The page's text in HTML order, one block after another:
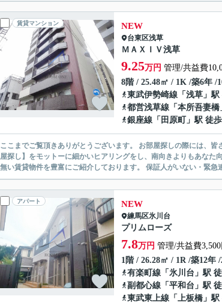
賃貸マンション NEW
台東区浅草
ＭＡＸＩＶ浅草
9.25万円 管理/共益費
8階 / 25.48㎡ / 1K /築6年 /
東武伊勢崎線 「 浅草 」
都営浅草線 「 本所吾妻橋
銀座線 「 田原町 」駅 徒
ここまでご覧頂きありがとうございます。 お部屋探しの際には、皆さまそれぞれこだわりの条件があると思いますが、当社では【あなたに１番のお部
屋探し】をモットーに細かいヒアリングをし、南向きよりもあなた向きのお部屋をご提案いたしま
無い賃貸物件を豊富にご紹介してお
アパート NEW
練馬区氷川台
プリムローズ
7.8万円 管理/共益費3,500
1階 / 26.28㎡ / 1R /築12年
有楽町線 「 氷川台 」駅
副都心線 「 平和台 」駅
東武東上線 「 上板橋 」